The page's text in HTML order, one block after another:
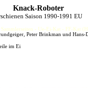
Knack-Roboter
Saison 1990-1991 EU
Sammlerseiten - Ue-Ei-Kat - FF-Kat
Peter Brinkman und
im Ei